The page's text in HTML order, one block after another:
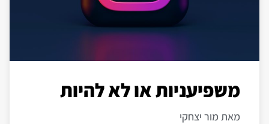
משפיעניות או לא להיות
מאת מור יצחקי